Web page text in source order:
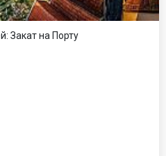
Закат на Порту